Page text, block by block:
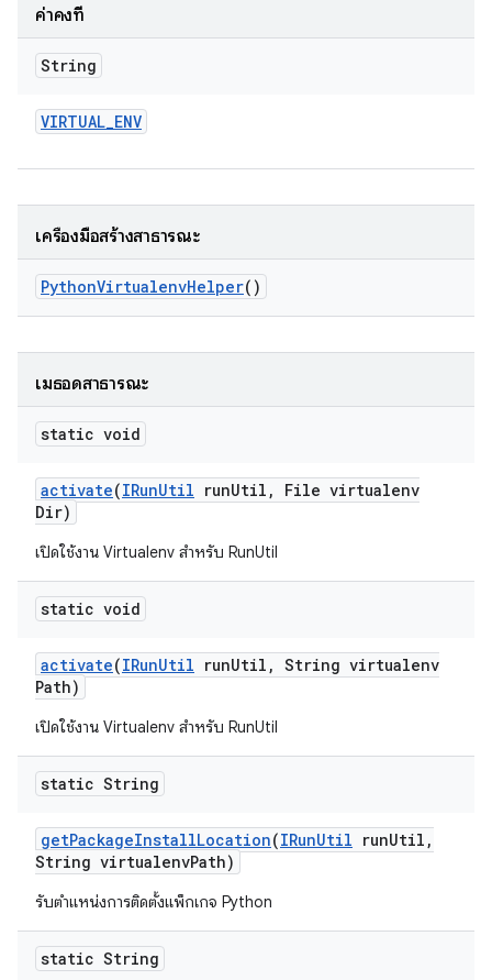
ค่าคงที่
String
VIRTUAL_ENV
เครื่องมือสร้างสาธารณะ
PythonVirtualenvHelper()
เมธอดสาธารณะ
static void
activate(IRunUtil runUtil ,
File virtualenv
Dir)
เปิดใช้งาน Virtualenv สำหรับ RunUtil
static void
activate(IRunUtil runUtil , String virtualenv
Path)
เปิดใช้งาน Virtualenv สำหรับ RunUtil
static String
getPackageInstallLocation(IRunUtil runUtil ,
String virtualenvPath)
รับตำแหน่งการติดตั้งแพ็กเกจ Python
static String